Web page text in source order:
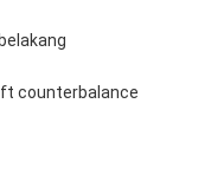
counterbalance